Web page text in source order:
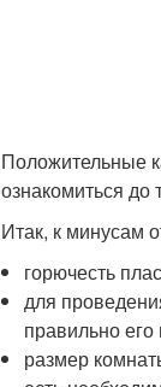
Положительные
ознакомиться до
Итак, к минусам
горючесть
для
правильно
размер